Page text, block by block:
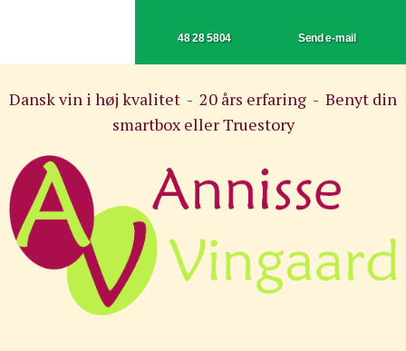
48 28 5804 Send e-mail
Dansk vin i høj kvalitet - 20 års erfaring - Benyt din
smartbox eller Truestory